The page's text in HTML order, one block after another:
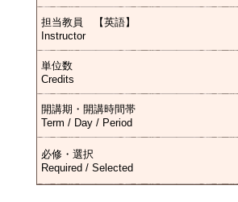
担当教員 【英語】
Instructor
単位数
Credits
開講期・開講時間帯
Term / Day / Period
必修・選択
Required / Selected